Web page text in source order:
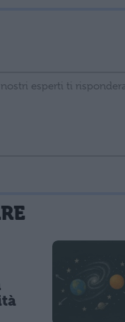
cookie salvi i tuoi dati (nome,
di marketing diretto con